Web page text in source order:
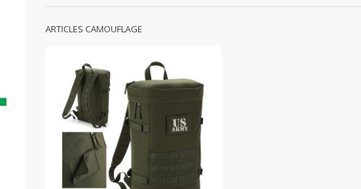
ARTICLES CAMOUFLAGE